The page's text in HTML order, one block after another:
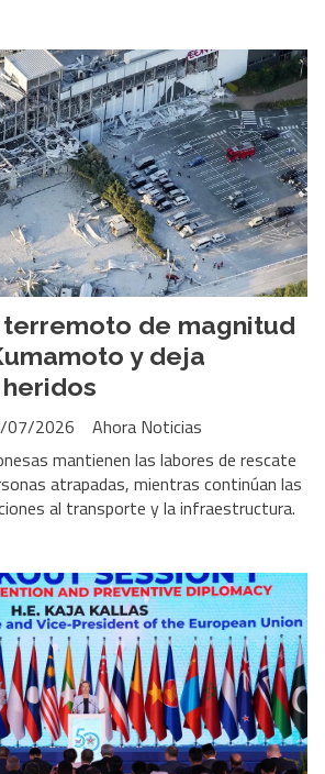
de magnitud
y deja
Ahora Noticias
07/2026
mantienen las labores de rescate
atrapadas, mientras continúan las
al transporte y la infraestructura.